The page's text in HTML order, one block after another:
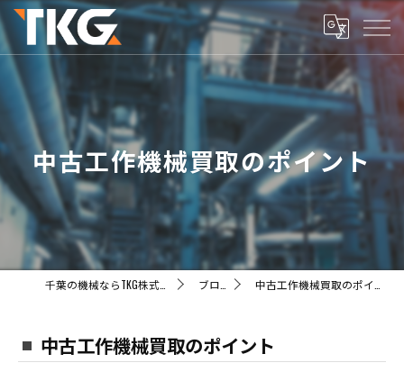
中古工作機械買取のポイント
ブログ 中古工作機械買取のポイント
中古工作機械買取のポイント